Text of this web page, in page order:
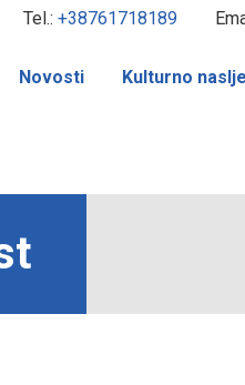
Tel.: +38761718189
Novosti Kulturno